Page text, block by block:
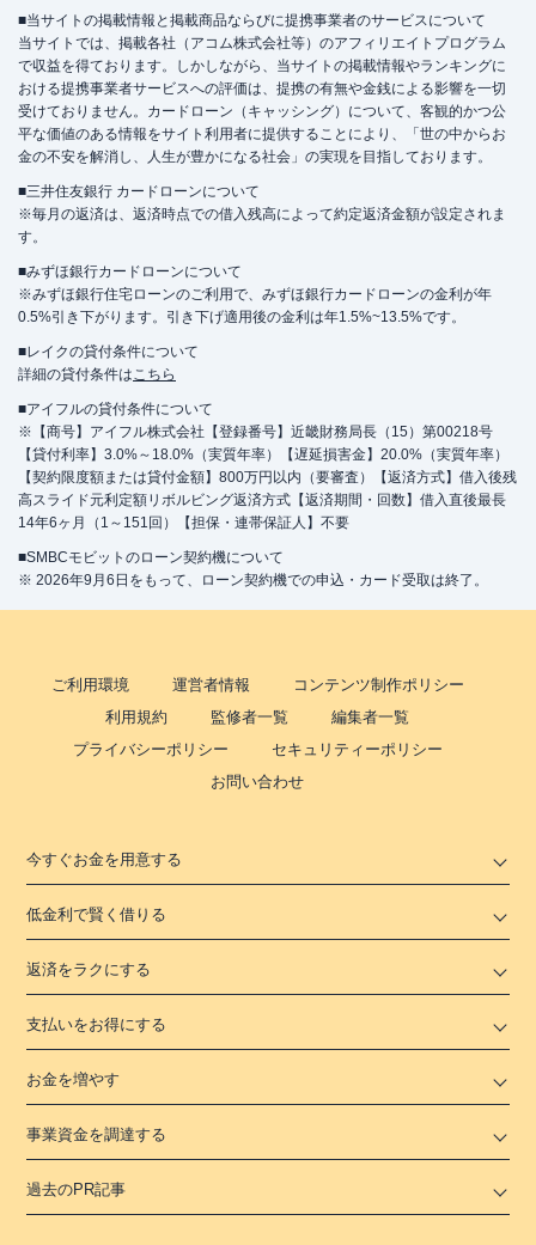
■当サイトの掲載情報と掲載商品ならびに提携事業者のサービスについて
当サイトでは、掲載各社（アコム株式会社等）のアフィリエイトプログラム
で収益を得ております。しかしながら、当サイトの掲載情報やランキングに
おける提携事業者サービスへの評価は、提携の有無や金銭による影響を一切
受けておりません。カードローン（キャッシング）について、客観的かつ公
平な価値のある情報をサイト利用者に提供することにより、「世の中からお
金の不安を解消し、人生が豊かになる社会」の実現を目指しております。
■三井住友銀行 カードローンについて
※毎月の返済は、返済時点での借入残高によって約定返済金額が設定されま
す。
■みずほ銀行カードローンについて
※みずほ銀行住宅ローンのご利用で、みずほ銀行カードローンの金利が年
0.5%引き下がります。引き下げ適用後の金利は年1.5%~13.5%です。
■レイクの貸付条件について
詳細の貸付条件はこちら
■アイフルの貸付条件について
※【商号】アイフル株式会社【登録番号】近畿財務局長（15）第00218号
【貸付利率】3.0%～18.0%（実質年率）【遅延損害金】20.0%（実質年率）
【契約限度額または貸付金額】800万円以内（要審査）【返済方式】借入後残
高スライド元利定額リボルビング返済方式【返済期間・回数】借入直後最長
14年6ヶ月（1～151回）【担保・連帯保証人】不要
■SMBCモビットのローン契約機について
※ 2026年9月6日をもって、ローン契約機での申込・カード受取は終了。
ご利用環境 運営者情報
コンテンツ制作ポリシー
利用規約
監修者一覧
編集者一覧
プライバシーポリシー
セキュリティーポリシー
お問い合わせ
今すぐお金を用意する
低金利で賢く借りる
返済をラクにする
支払いをお得にする
お金を増やす
事業資金を調達する
過去のPR記事